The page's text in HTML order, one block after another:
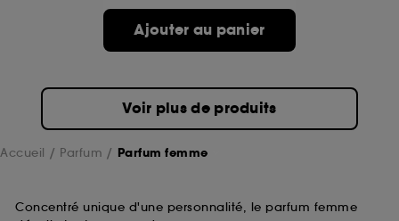
Ajouter au panier
Voir plus de produits
Accueil Parfum Parfum femme
Concentré unique d'une personnalité, le parfum femme
de ces cookies grâce au bouton "personnaliser mes
choix" ci-dessous ou décider de "tout accepter".
Sephora pourra associer les informations de
collectées ou générées lors de votre activité en ligne
ou en magasin. Pour refuser tous les cookies, cliques
sur "continuer sans accepter". Voous pouvez à tout
souhaitez obtenir plus d'information sur les cookies